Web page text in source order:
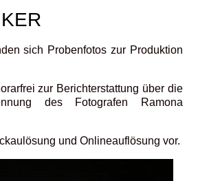
sich Probenfotos zur Produktion
zur Berichterstattung über die
des Fotografen Ramona
und Onlineauflösung vor.